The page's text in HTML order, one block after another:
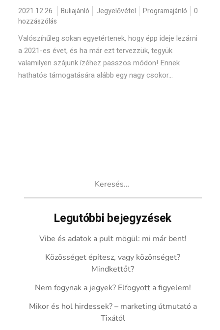
2021.12.26. Buliajánló Jegyelővétel Programajánló
0
hozzászólás
Valószínűleg sokan egyetértenek, hogy épp ideje lezárni
a 2021-es évet, és ha már ezt tervezzük, tegyük
valamilyen szájunk ízéhez passzos módon! Ennek
hathatós támogatására alább egy nagy csokor...
Legutóbbi bejegyzések
Vibe és adatok a pult mögül: mi már bent!
Közösséget építesz, vagy közönséget?
Mindkettőt?
Nem fogynak a jegyek? Elfogyott a figyelem!
Mikor és hol hirdessek? – marketing útmutató a
Tixától